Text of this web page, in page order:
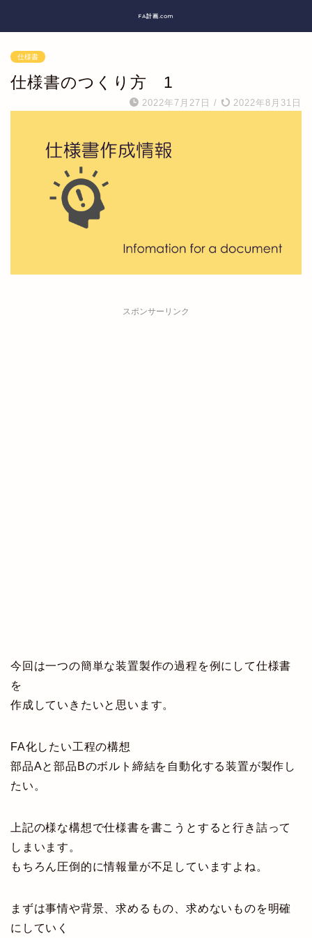
FA計画.com
仕様書
仕様書のつくり方 1
2022年7月27日 / 2022年8月31日
スポンサーリンク
今回は一つの簡単な装置製作の過程を例にして仕様書
を
作成していきたいと思います。
FA化したい工程の構想
部品Aと部品Bのボルト締結を自動化する装置が製作し
たい。
上記の様な構想で仕様書を書こうとすると行き詰って
しまいます。
もちろん圧倒的に情報量が不足していますよね。
まずは事情や背景、求めるもの、求めないものを明確
にしていく